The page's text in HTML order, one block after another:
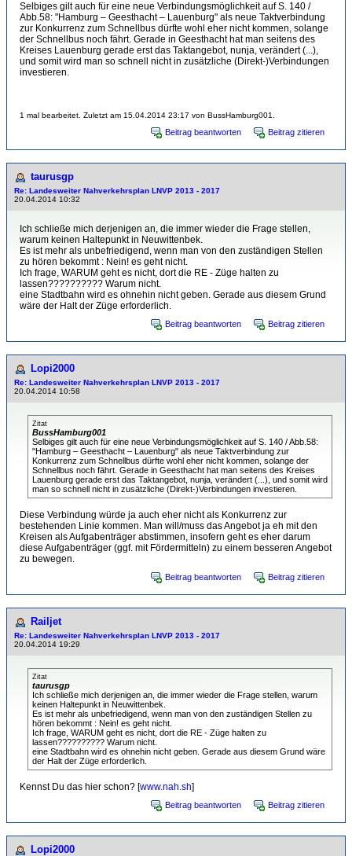
Selbiges gilt auch für eine neue Verbindungsmöglichkeit auf S. 140 /
Abb.58: "Hamburg – Geesthacht – Lauenburg" als neue Taktverbindung
zur Konkurrenz zum Schnellbus dürfte wohl eher nicht kommen, solange
der Schnellbus noch fährt. Gerade in Geesthacht hat man seitens des
Kreises Lauenburg gerade erst das Taktangebot, nunja, verändert (...),
und somit wird man so schnell nicht in zusätzliche (Direkt-)Verbindungen
investieren.
1 mal bearbeitet. Zuletzt am 15.04.2014 23:17 von BussHamburg001.
Beitrag beantworten Beitrag zitieren
taurusgp
Re: Landesweiter Nahverkehrsplan LNVP 2013 - 2017
20.04.2014 10:32
Ich schließe mich derjenigen an, die immer wieder die Frage stellen,
warum keinen Haltepunkt in Neuwittenbek.
Es ist mehr als unbefriedigend, wenn man von den zuständigen Stellen
zu hören bekommt : Nein! es geht nicht.
Ich frage, WARUM geht es nicht, dort die RE - Züge halten zu
lassen?????????? Warum nicht.
eine Stadtbahn wird es ohnehin nicht geben. Gerade aus diesem Grund
wäre der Halt der Züge erforderlich.
Beitrag beantworten Beitrag zitieren
Lopi2000
Re: Landesweiter Nahverkehrsplan LNVP 2013 - 2017
20.04.2014 10:58
Zitat
BussHamburg001
Selbiges gilt auch für eine neue Verbindungsmöglichkeit auf S. 140 / Abb.58:
"Hamburg – Geesthacht – Lauenburg" als neue Taktverbindung zur
Konkurrenz zum Schnellbus dürfte wohl eher nicht kommen, solange der
Schnellbus noch fährt. Gerade in Geesthacht hat man seitens des Kreises
Lauenburg gerade erst das Taktangebot, nunja, verändert (...), und somit wird
man so schnell nicht in zusätzliche (Direkt-)Verbindungen investieren.
Diese Verbindung würde ja auch eher nicht als Konkurrenz zur
bestehenden Linie kommen. Man will/muss das Angebot ja eh mit den
Kreisen als Aufgabenträger abstimmen, insofern geht es eher darum
diese Aufgabenträger (ggf. mit Fördermitteln) zu einem besseren Angebot
zu bewegen.
Beitrag beantworten Beitrag zitieren
Railjet
Re: Landesweiter Nahverkehrsplan LNVP 2013 - 2017
20.04.2014 19:29
Zitat
taurusgp
Ich schließe mich derjenigen an, die immer wieder die Frage stellen, warum
keinen Haltepunkt in Neuwittenbek.
Es ist mehr als unbefriedigend, wenn man von den zuständigen Stellen zu
hören bekommt : Nein! es geht nicht.
Ich frage, WARUM geht es nicht, dort die RE - Züge halten zu
lassen?????????? Warum nicht.
eine Stadtbahn wird es ohnehin nicht geben. Gerade aus diesem Grund wäre
der Halt der Züge erforderlich.
Kennst Du das hier schon? [www.nah.sh]
Beitrag beantworten Beitrag zitieren
Lopi2000